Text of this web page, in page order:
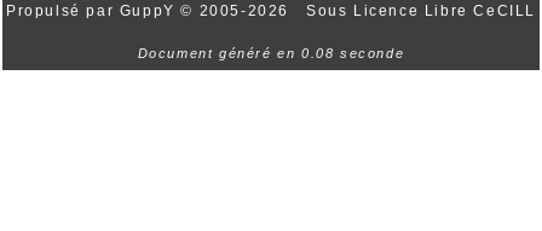
Propulsé par GuppY© 2005-2026 Sous Licence Libre CeCILL
Document généré en 0.08 seconde